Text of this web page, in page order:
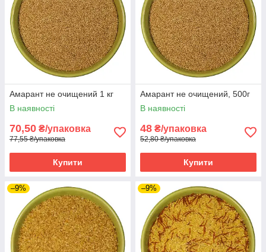
Амарант не очищений 1 кг
В наявності
70,50 ₴/упаковка
77,55 ₴/упаковка
Купити
Амарант не очищений, 500г
В наявності
48 ₴/упаковка
52,80 ₴/упаковка
Купити
–9% –9%